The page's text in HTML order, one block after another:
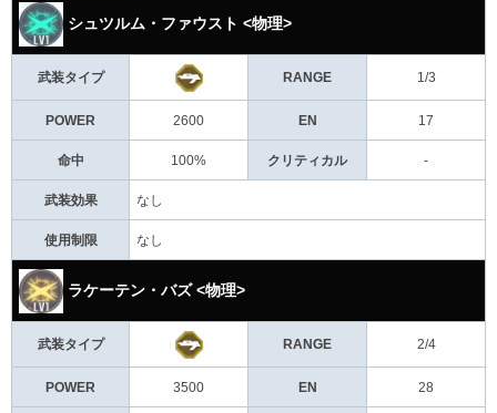
シュツルム・ファウスト <物理>
武装タイプ RANGE 1/3
POWER 2600 EN 17
命中 100% クリティカル -
武装効果 なし
使用制限 なし
ラケーテン・バズ <物理>
武装タイプ RANGE 2/4
POWER 3500 EN 28